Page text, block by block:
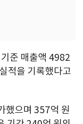
준 매출액 4982
적을 기록했다고
했으며 357억 원